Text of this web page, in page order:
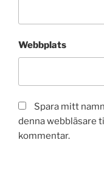
Webbplats
Spara mitt
denna webbläsare
kommentar.